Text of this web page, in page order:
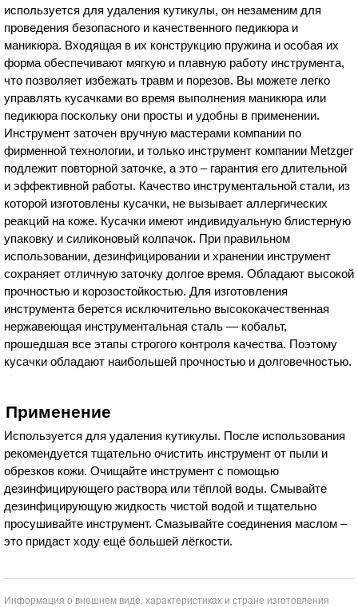
используется для удаления кутикулы, он незаменим для
проведения безопасного и качественного педикюра и
маникюра. Входящая в их конструкцию пружина и особая их
форма обеспечивают мягкую и плавную работу инструмента,
что позволяет избежать травм и порезов. Вы можете легко
управлять кусачками во время выполнения маникюра или
педикюра поскольку они просты и удобны в применении.
Инструмент заточен вручную мастерами компании по
фирменной технологии, и только инструмент компании Metzger
подлежит повторной заточке, а это – гарантия его длительной
и эффективной работы. Качество инструментальной стали, из
которой изготовлены кусачки, не вызывает аллергических
реакций на коже. Кусачки имеют индивидуальную блистерную
упаковку и силиконовый колпачок. При правильном
использовании, дезинфицировании и хранении инструмент
сохраняет отличную заточку долгое время. Обладают высокой
прочностью и корозостойкостью. Для изготовления
инструмента берется исключительно высококачественная
нержавеющая инструментальная сталь — кобальт,
прошедшая все этапы строгого контроля качества. Поэтому
кусачки обладают наибольшей прочностью и долговечностью.
Применение
Используется для удаления кутикулы. После использования
рекомендуется тщательно очистить инструмент от пыли и
обрезков кожи. Очищайте инструмент с помощью
дезинфицирующего раствора или тёплой воды. Смывайте
дезинфицирующую жидкость чистой водой и тщательно
просушивайте инструмент. Смазывайте соединения маслом –
это придаст ходу ещё большей лёгкости.
Информация о внешнем виде, характеристиках и стране изготовления